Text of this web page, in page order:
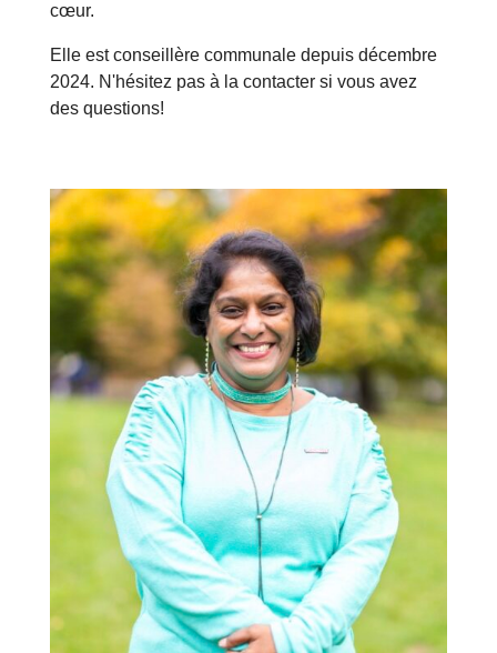
cœur.
Elle est conseillère communale depuis décembre
2024. N'hésitez pas à la contacter si vous avez
des questions!